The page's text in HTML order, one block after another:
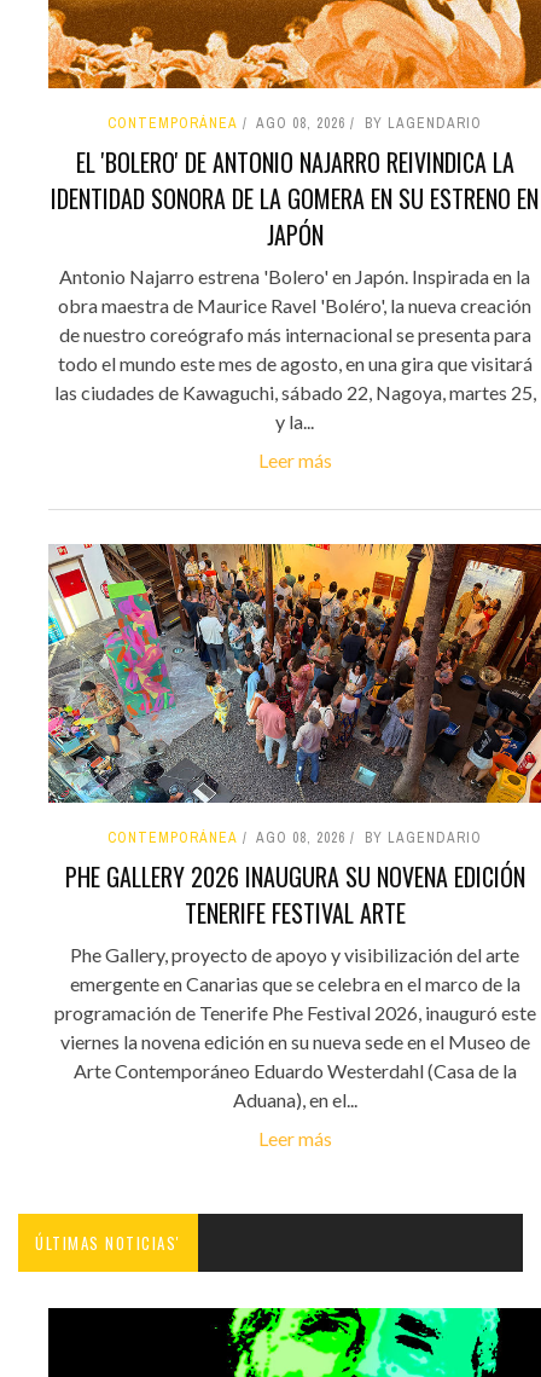
CONTEMPORÁNEA AGO 08, 2026 BY LAGENDARIO
EL 'BOLERO' DE ANTONIO NAJARRO REIVINDICA LA
IDENTIDAD SONORA DE LA GOMERA EN SU ESTRENO EN
JAPÓN
Antonio Najarro estrena 'Bolero' en Japón. Inspirada en la
obra maestra de Maurice Ravel 'Boléro', la nueva creación
de nuestro coreógrafo más internacional se presenta para
todo el mundo este mes de agosto, en una gira que visitará
las ciudades de Kawaguchi, sábado 22, Nagoya, martes 25,
y la...
Leer más
CONTEMPORÁNEA AGO 08, 2026 BY LAGENDARIO
PHE GALLERY 2026 INAUGURA SU NOVENA EDICIÓN
TENERIFE FESTIVAL ARTE
Phe Gallery, proyecto de apoyo y visibilización del arte
emergente en Canarias que se celebra en el marco de la
programación de Tenerife Phe Festival 2026, inauguró este
viernes la novena edición en su nueva sede en el Museo de
Arte Contemporáneo Eduardo Westerdahl (Casa de la
Aduana), en el...
Leer más
ÚLTIMAS NOTICIAS'